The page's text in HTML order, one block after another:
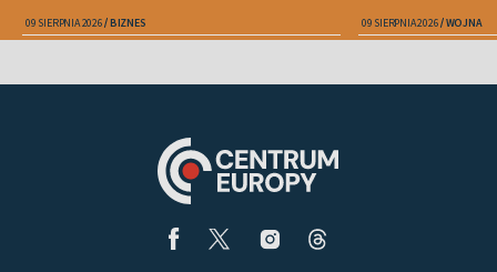
09 SIERPNIA 2026 BIZNES 09 SIERPNIA 2026 WOJNA